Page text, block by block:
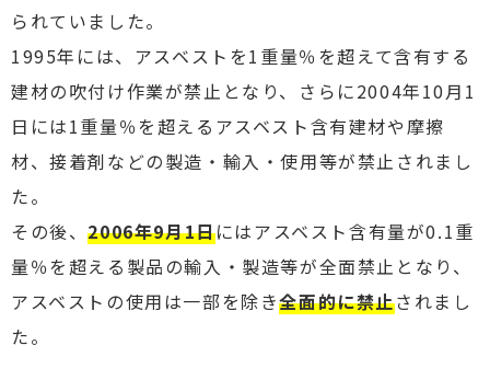
られていました。
1995年には、アスベストを1重量％を超えて含有する
建材の吹付け作業が禁止となり、さらに2004年10月1
日には1重量％を超えるアスベスト含有建材や摩擦
材、接着剤などの製造・輸入・使用等が禁止されまし
た。
その後、2006年9月1日にはアスベスト含有量が0.1重
量％を超える製品の輸入・製造等が全面禁止となり、
アスベストの使用は一部を除き全面的に禁止されまし
た。